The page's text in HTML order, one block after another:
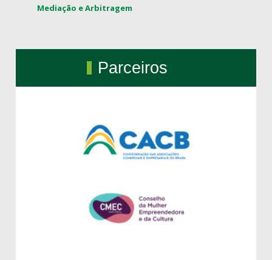
Mediação e Arbitragem
Parceiros